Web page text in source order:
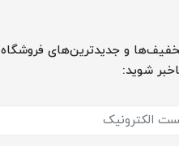
و جدیدترین‌های فروشگاه
شوید: